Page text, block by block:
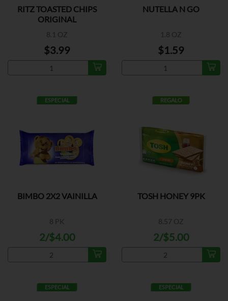
RITZ TOASTED CHIPS
ORIGINAL
8.1 OZ
$3.99
NUTELLA N GO
1.8 OZ
$1.59
ESPECIAL
BIMBO 2X2 VAINILLA
8 PK
2/$4.00
REGALO
TOSH HONEY 9PK
8.57 OZ
2/$5.00
ESPECIAL ESPECIAL